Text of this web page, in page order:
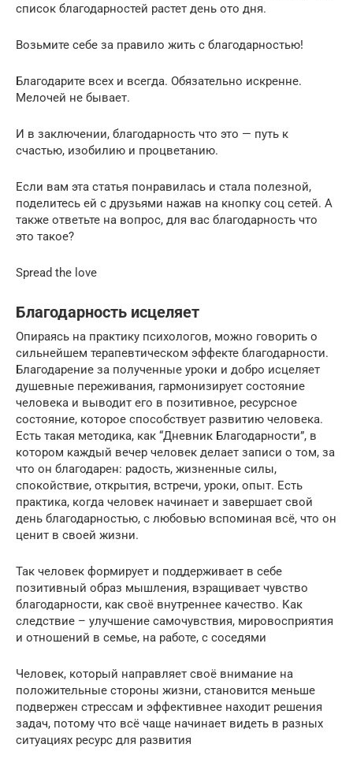
список благодарностей растет день ото дня.
Возьмите себе за правило жить с благодарностью!
Благодарите всех и всегда. Обязательно искренне.
Мелочей не бывает.
И в заключении, благодарность что это — путь к
счастью, изобилию и процветанию.
Если вам эта статья понравилась и стала полезной,
поделитесь ей с друзьями нажав на кнопку соц сетей. А
также ответьте на вопрос, для вас благодарность что
это такое?
Spread the love
Благодарность исцеляет
Опираясь на практику психологов, можно говорить о
сильнейшем терапевтическом эффекте благодарности.
Благодарение за полученные уроки и добро исцеляет
душевные переживания, гармонизирует состояние
человека и выводит его в позитивное, ресурсное
состояние, которое способствует развитию человека.
Есть такая методика, как “Дневник Благодарности”, в
котором каждый вечер человек делает записи о том, за
что он благодарен: радость, жизненные силы,
спокойствие, открытия, встречи, уроки, опыт. Есть
практика, когда человек начинает и завершает свой
день благодарностью, с любовью вспоминая всё, что он
ценит в своей жизни.
Так человек формирует и поддерживает в себе
позитивный образ мышления, взращивает чувство
благодарности, как своё внутреннее качество. Как
следствие – улучшение самочувствия, мировосприятия
и отношений в семье, на работе, с соседями
Человек, который направляет своё внимание на
положительные стороны жизни, становится меньше
подвержен стрессам и эффективнее находит решения
задач, потому что всё чаще начинает видеть в разных
ситуациях ресурс для развития